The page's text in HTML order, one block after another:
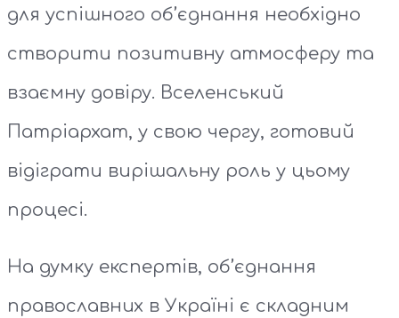
для успішного об’єднання необхідно
створити позитивну атмосферу та
взаємну довіру. Вселенський
Патріархат, у свою чергу, готовий
відіграти вирішальну роль у цьому
процесі.
На думку експертів, об’єднання
православних в Україні є складним